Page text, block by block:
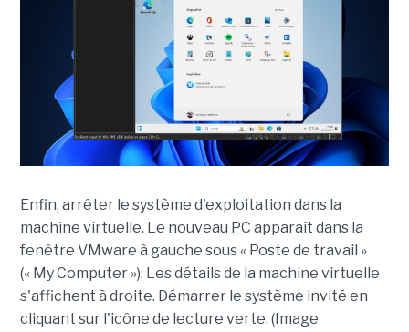
Enfin, arrêter le système d'exploitation dans la
machine virtuelle. Le nouveau PC apparaît dans la
fenêtre VMware à gauche sous « Poste de travail »
(« My Computer »). Les détails de la machine virtuelle
s'affichent à droite. Démarrer le système invité en
cliquant sur l'icône de lecture verte. (Image